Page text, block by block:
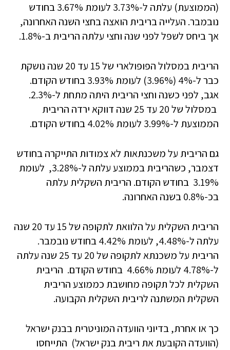
(הממוצעת) עלתה ל-3.73% לעומת 3.67% בחודש
נובמבר. העלייה בריבית הואצה בחצי השנה האחרונה,
אך ביחס לשפל לפני שנה וחצי עלתה הריבית ב-1.8%.
הריבית במסלול הפופולארי של 15 עד 20 שנה נושקת
כבר ל-4% (3.96%) לעומת 3.93% בחודש הקודם.
אגב, לפני כשנה וחצי הריבית היתה מתחת ל-2.3%.
במסלול של 20 עד 25 שנה דווקא ירדה הריבית
הממוצעת ל-3.99% לעומת 4.02% בחודש הקודם.
גם הריבית על משכנתאות לא צמודות התייקרה בחודש
דצמבר, כשהריבית בממוצע עלתה ל-3.28%, לעומת
3.19% בחודש הקודם. הריבית השקלית עלתה
בכ-0.8% בשנה האחרונה.
הריבית השקלית על הלוואת לתקופה של 15 עד 20 שנה
עלתה ל-4.48%, לעומת 4.42% בחודש נובמבר.
הריבית על משכנתא לתקופה של 20 עד 25 שנה עלתה
ל-4.78% לעומת 4.66% בחודש הקודם. הריבית
השקלית לכל תקופה מחושבת כממוצע הריבית
השקלית המשתנה לריבית השקלית הקבועה.
כך או אחרת, בדיוני הוועדה המוניטרית בבנק ישראל
(הוועדה הקובעת את ריבית בנק ישראל) התייחסו